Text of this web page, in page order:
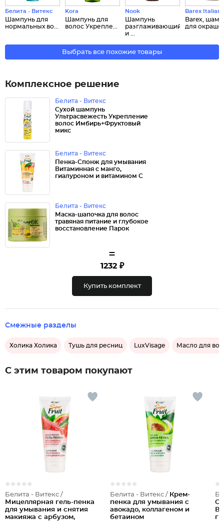
Белита - Витекс
Шампунь для
нормальных во...
Kora
Шампунь для
волос Укрепле...
Nook
Шампунь
разглаживающий
и ...
Barex
Barex,
для
Выбрать все похожие товары
Комплексное решение
Белита - Витекс
Сухой шампунь
Ультрасвежесть Укрепление
волос Имбирь+Фруктовый
микс
Белита - Витекс
Пенка-Спонж для умывания
Витаминная с манго,
гиалуроном и витамином С
Белита - Витекс
Маска-шапочка для волос
травяная питание и глубокое
восстановление Парок
=
1232 ₽
Купить комплект
Смежные разделы
Холика Холика Тушь для ресниц LuxVisage Масло для
С этим товаром покупают
Белита - Витекс /
Мицеллярная гель-пенка
для умывания и снятия
макияжа с арбузом,
Белита - Витекс / Крем-
пенка для умывания с
авокадо, коллагеном и
бетаином